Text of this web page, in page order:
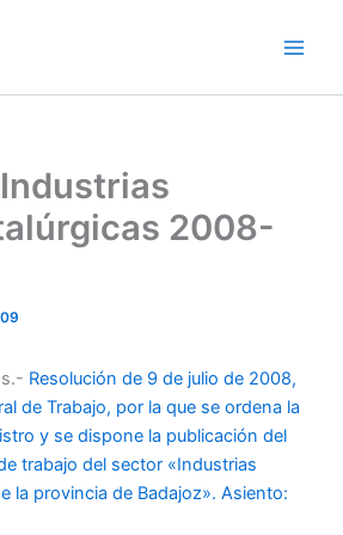
2008-
Resolución de 9 de julio de 2008,
de Trabajo, por la que se ordena la
y se dispone la publicación del
trabajo del sector «Industrias
la provincia de Badajoz». Asiento: